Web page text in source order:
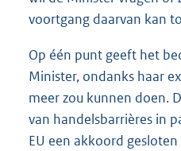
voortgang daarvan kan
Op één punt geeft het
Minister, ondanks haar
meer zou kunnen doen.
van handelsbarrières in
EU een akkoord